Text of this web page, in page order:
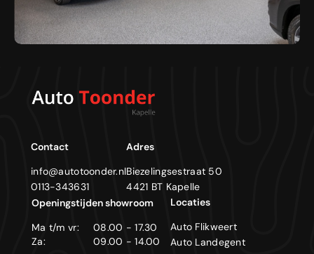
Contact
info@autotoonder.nl
0113-343631
Adres
Biezelingsestraat 50
4421 BT Kapelle
Openingstijden showroom
Ma t/m vr:
08.00 - 17.30
Za:
09.00 - 14.00
Locaties
Auto Flikweert
Auto Landegent